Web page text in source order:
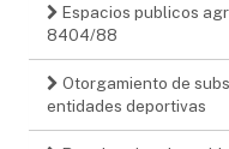
Espacios publicos
8404/88
Otorgamiento de
entidades deportivas